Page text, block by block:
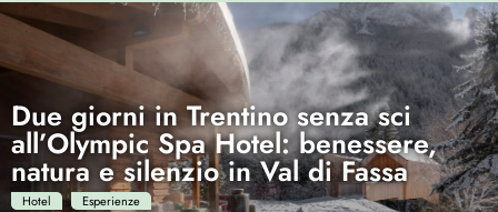
Due giorni in Trentino senza sci
all’Olympic Spa Hotel: benessere,
natura e silenzio in Val di Fassa
Hotel Esperienze